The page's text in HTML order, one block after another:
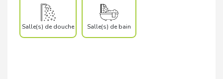
Salle(s) de douche Salle(s) de bain